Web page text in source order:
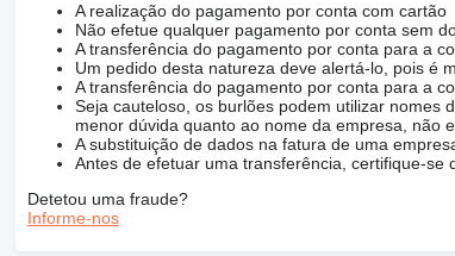
A realização do pagamento por conta com cartão
Não efetue qualquer pagamento por conta sem
A transferência do pagamento por conta para a
Um pedido desta natureza deve alertá-lo, pois é
A transferência do pagamento por conta para a
Seja cauteloso, os burlões podem utilizar nomes
menor dúvida quanto ao nome da empresa, não
A substituição de dados na fatura de uma
Antes de efetuar uma transferência, certifique-se
Detetou uma fraude?
Informe-nos